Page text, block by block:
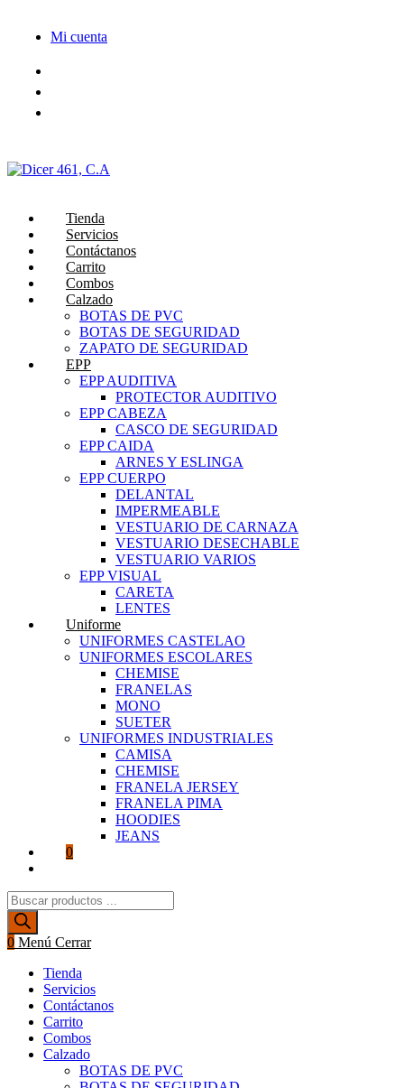
contenido
Mi cuenta
Tienda
Servicios
Contáctanos
Carrito
Combos
Calzado
BOTAS DE PVC
BOTAS DE SEGURIDAD
ZAPATO DE SEGURIDAD
EPP
EPP AUDITIVA
PROTECTOR AUDITIVO
EPP CABEZA
CASCO DE SEGURIDAD
EPP CAIDA
ARNES Y ESLINGA
EPP CUERPO
DELANTAL
IMPERMEABLE
VESTUARIO DE CARNAZA
VESTUARIO DESECHABLE
VESTUARIO VARIOS
EPP VISUAL
CARETA
LENTES
Uniforme
UNIFORMES CASTELAO
UNIFORMES ESCOLARES
CHEMISE
FRANELAS
MONO
SUETER
UNIFORMES INDUSTRIALES
CAMISA
CHEMISE
FRANELA JERSEY
FRANELA PIMA
HOODIES
JEANS
0
de
Búsqueda
de
productos
0 Menú Cerrar
Tienda
Servicios
Contáctanos
Carrito
Combos
Calzado
BOTAS DE PVC